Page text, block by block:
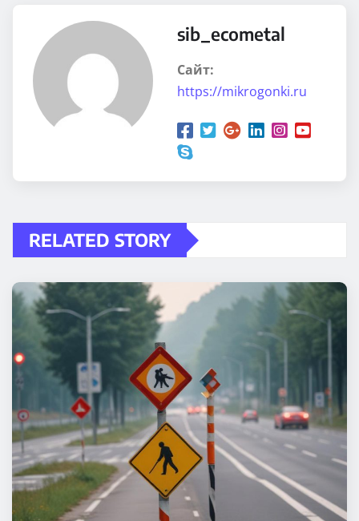
sib_ecometal
Сайт:
https://mikrogonki.ru
RELATED STORY